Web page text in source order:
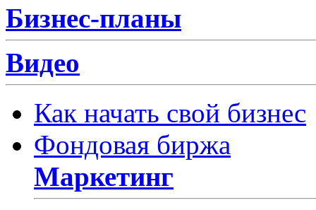
Бизнес-планы
Видео
Как начать свой бизнес
Фондовая биржа
Маркетинг